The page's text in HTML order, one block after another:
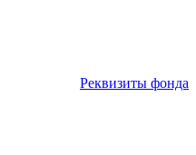
Реквизиты фонда